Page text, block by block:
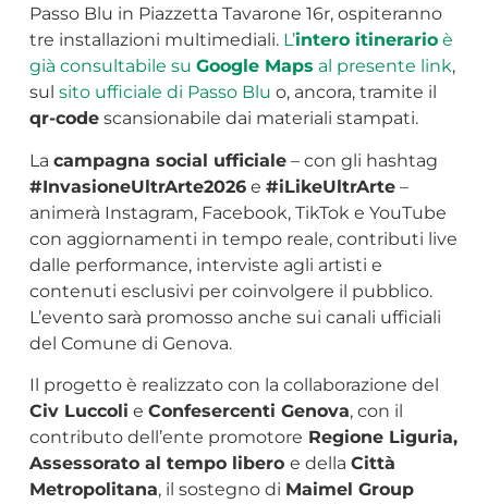
Passo Blu in Piazzetta Tavarone 16r, ospiteranno
tre installazioni multimediali. L’intero itinerarioè
già consultabile su Google Maps al presente link,
sul sito ufficiale di Passo Blu o, ancora, tramite il
qr-codescansionabile dai materiali stampati.
La campagna social ufficiale– con gli hashtag
#InvasioneUltrArte2026e #iLikeUltrArte–
animerà Instagram, Facebook, TikTok e YouTube
con aggiornamenti in tempo reale, contributi live
dalle performance, interviste agli artisti e
contenuti esclusivi per coinvolgere il pubblico.
L’evento sarà promosso anche sui canali ufficiali
del Comune di Genova.
Il progetto è realizzato con la collaborazione del
Civ Luccoli e Confesercenti Genova, con il
contributo dell’ente promotore Regione Liguria,
Assessorato al tempo libero e della Città
Metropolitana, il sostegno di Maimel Group